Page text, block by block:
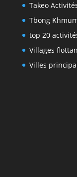
Takeo
Tbong
top 20
Villages
Villes